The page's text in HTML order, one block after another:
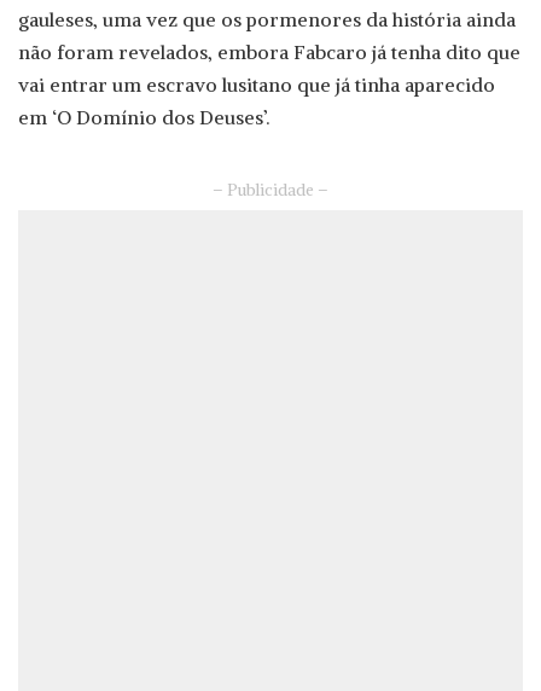
gauleses, uma vez que os pormenores da história ainda
não foram revelados, embora Fabcaro já tenha dito que
vai entrar um escravo lusitano que já tinha aparecido
em ‘O Domínio dos Deuses’.
– Publicidade –